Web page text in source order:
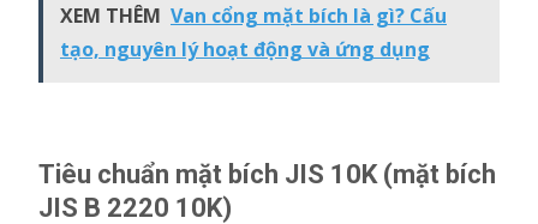
XEM THÊM Van cổng mặt bích là gì? Cấu
tạo, nguyên lý hoạt động và ứng dụng
Tiêu chuẩn mặt bích JIS 10K (mặt bích
JIS B 2220 10K)